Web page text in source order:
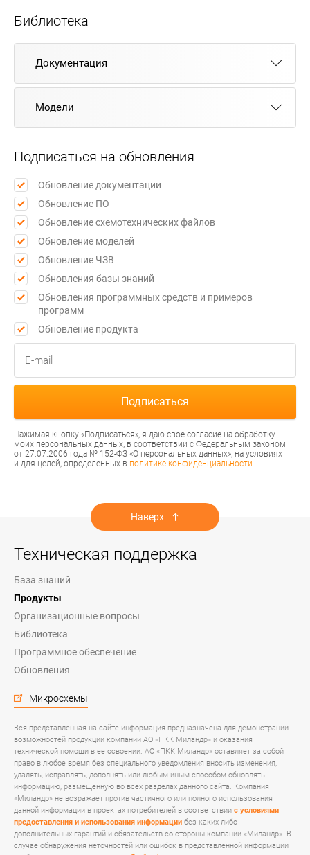
Библиотека
Документация
Модели
Подписаться на обновления
Обновление документации
Обновление ПО
Обновление схемотехнических файлов
Обновление моделей
Обновление ЧЗВ
Обновления базы знаний
Обновления программных средств и примеров
программ
Обновление продукта
Нажимая кнопку «Подписаться», я даю свое согласие на обработку
моих персональных данных, в соответствии с Федеральным законом
от 27.07.2006 года № 152-ФЗ «О персональных данных», на условиях
и для целей, определенных в политике конфиденциальности
Наверх
Техническая поддержка
База знаний
Продукты
Организационные вопросы
Библиотека
Программное обеспечение
Обновления
Микросхемы
Вся представленная на сайте информация предназначена для демонстрации
возможностей продукции компании АО «ПКК Миландр» и оказания
технической помощи в ее освоении. АО «ПКК Миландр» оставляет за собой
право в любое время без специального уведомления вносить изменения,
удалять, исправлять, дополнять или любым иным способом обновлять
информацию, размещенную во всех разделах данного сайта. Компания
«Миландр» не возражает против частичного или полного использования
данной информации в проектах потребителей в соответствии с условиями
предоставления и использования информации без каких-либо
дополнительных гарантий и обязательств со стороны компании «Миландр». В
случае обнаружения неточностей или ошибок в представленной информации